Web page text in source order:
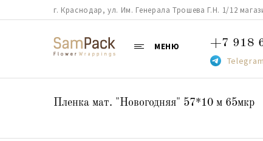
г. Краснодар, ул. Им. Генерала Трошева Г.Н. 1/12
МЕНЮ +7 918
Пленка мат. "Новогодняя" 57*10 м 65мкр